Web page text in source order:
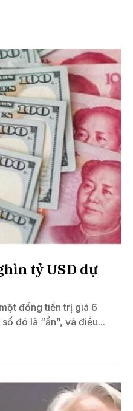
tỷ USD dự
đống tiền trị giá 6
đó là “ẩn”, và điều...